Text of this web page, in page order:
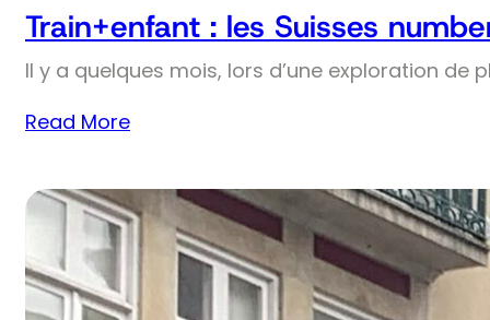
Train+enfant : les Suisses
Il y a quelques mois, lors d’une exploration de
Read More